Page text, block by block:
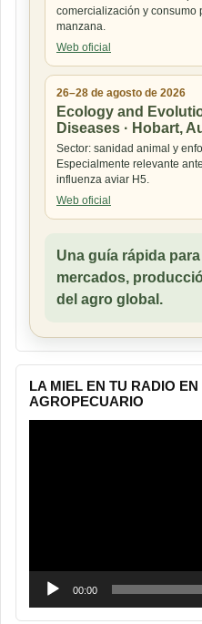
comercialización y consumo
manzana.
Web oficial
26–28 de agosto de 2026
Ecology and
Diseases · Hobart,
Sector: sanidad animal y
Especialmente relevante
influenza aviar H5.
Web oficial
Una guía rápida
mercados,
del agro global.
LA MIEL EN TU RADIO EN
AGROPECUARIO
00:00